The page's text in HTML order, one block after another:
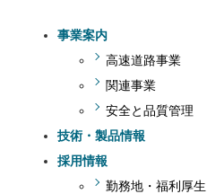
事業案内
高速道路事業
関連事業
安全と品質管理
技術・製品情報
採用情報
勤務地・福利厚生